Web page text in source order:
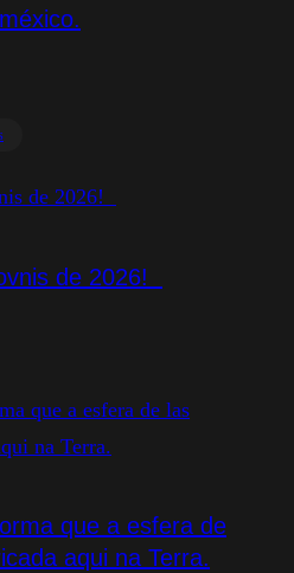
de 2026!
que a esfera de
aqui na Terra.